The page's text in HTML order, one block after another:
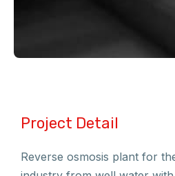
Project Detail
Reverse osmosis plant for